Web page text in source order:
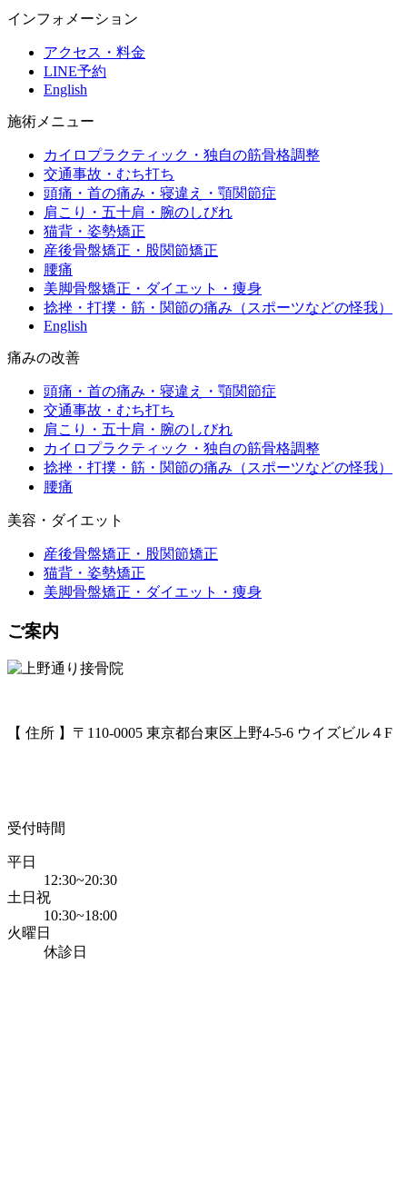
インフォメーション
アクセス・料金
LINE予約
English
施術メニュー
カイロプラクティック・独自の筋骨格調整
交通事故・むち打ち
頭痛・首の痛み・寝違え・顎関節症
肩こり・五十肩・腕のしびれ
猫背・姿勢矯正
産後骨盤矯正・股関節矯正
腰痛
美脚骨盤矯正・ダイエット・痩身
捻挫・打撲・筋・関節の痛み（スポーツなどの怪我）
English
痛みの改善
頭痛・首の痛み・寝違え・顎関節症
交通事故・むち打ち
肩こり・五十肩・腕のしびれ
カイロプラクティック・独自の筋骨格調整
捻挫・打撲・筋・関節の痛み（スポーツなどの怪我）
腰痛
美容・ダイエット
産後骨盤矯正・股関節矯正
猫背・姿勢矯正
美脚骨盤矯正・ダイエット・痩身
ご案内
【 住所 】〒110-0005 東京都台東区上野4-5-6 ウイズビル４F
受付時間
平日
12:30~20:30
土日祝
10:30~18:00
火曜日
休診日